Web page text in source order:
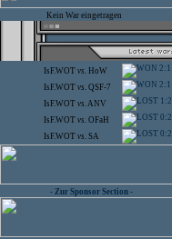
Kein War eingetragen
IsF.WOT vs. HoW 2:1
IsF.WOT vs. QSF-7 2:1
IsF.WOT vs.ANV 1:2
IsF.WOT vs. OFaH 0:2
IsF.WOT vs. SA 0:2
- Zur Sponsor Section -